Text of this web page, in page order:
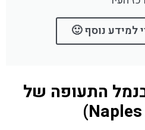
למידע נוסף 🙂
התעופה של